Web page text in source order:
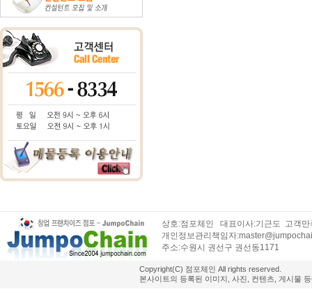
상호:점포체인 대표이사:기근도 고객
개인정보관리책임자
주소:수원시 권선구 권선동1171
Copyright(C) 점포체인 All rights reserved.
본사이트의 등록된 이미지, 사진, 컨텐츠, 게시물